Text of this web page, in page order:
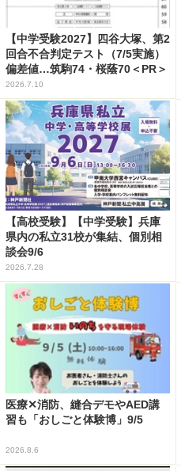
【中学受験2027】四谷大塚、第2
回合不合判定テスト（7/5実施）
偏差値…筑駒74・桜蔭70＜PR＞
2026.7.10
【高校受験】【中学受験】兵庫
県内の私立31校が集結、個別相
談会9/6
2026.7.28
医療✕消防、縫合デモやAED講
習も「おしごと体験博」9/5
2026.8.6